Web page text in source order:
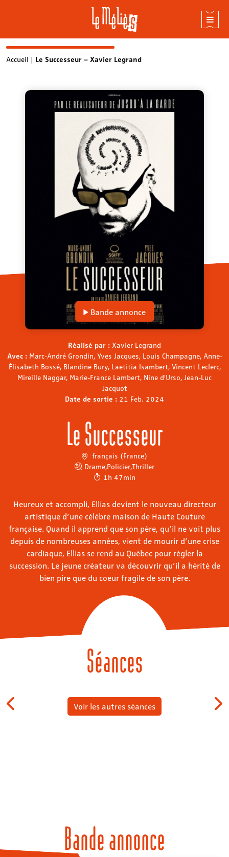
SkipAccueil | Le Successeur – Xavier Legrand
Bande annonce
Réalisé par : Xavier Legrand
Avec : Marc-André Grondin, Yves Jacques, Louis Champagne, Anne-
Élisabeth Bossé, Blandine Bury, Laetitia Isambert, Vincent Leclerc,
Mireille Naggar, Marie-France Lambert, Nine d'Urso, Jean-Luc
Jacquot
Date de sortie : 21 Feb. 2024
Le Successeur
français (France)
Drame,Policier,Thriller
1h 47min
Heureux et accompli, Ellias devient le nouveau directeur
artistique d’une célèbre maison de Haute Couture
française. Quand il apprend que son père, qu’il ne voit plus
depuis de nombreuses années, vient de mourir d’une crise
cardiaque, Ellias se rend au Québec pour régler la
succession. Le jeune créateur va découvrir qu’il a hérité de
bien pire que du coeur fragile de son père.
Séances
Voir les autres séances
Bande annonce